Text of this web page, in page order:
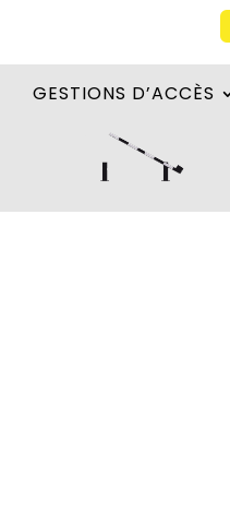
GESTIONS D’ACCÈS